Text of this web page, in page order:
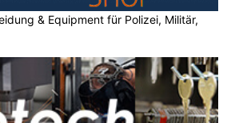
& Equipment für Polizei, Militär,